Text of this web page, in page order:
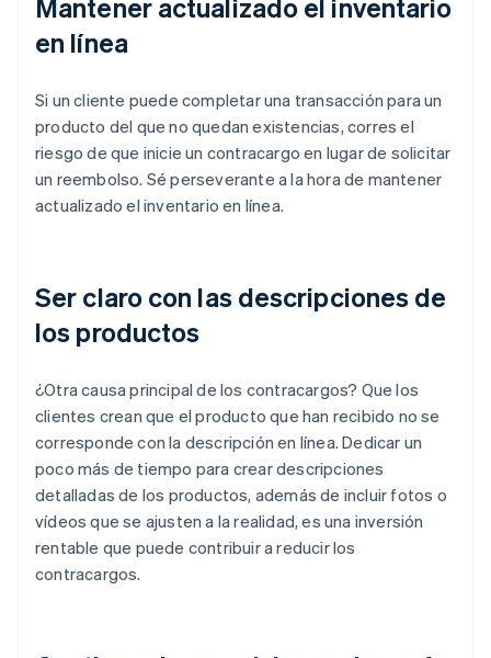
Mantener actualizado el inventario
en línea
Si un cliente puede completar una transacción para un
producto del que no quedan existencias, corres el
riesgo de que inicie un contracargo en lugar de solicitar
un reembolso. Sé perseverante a la hora de mantener
actualizado el inventario en línea.
Ser claro con las descripciones de
los productos
¿Otra causa principal de los contracargos? Que los
clientes crean que el producto que han recibido no se
corresponde con la descripción en línea. Dedicar un
poco más de tiempo para crear descripciones
detalladas de los productos, además de incluir fotos o
vídeos que se ajusten a la realidad, es una inversión
rentable que puede contribuir a reducir los
contracargos.